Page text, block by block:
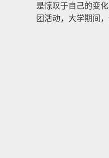
是惊叹于自己的变
团活动，大学期间